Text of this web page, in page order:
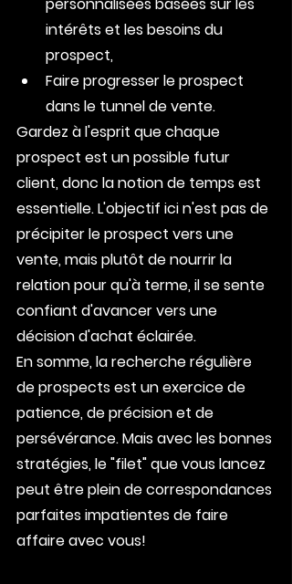
personnalisées basées sur les
intérêts et les besoins du
prospect,
Faire progresser le prospect
dans le tunnel de vente.
Gardez à l'esprit que chaque
prospect est un possible futur
client, donc la notion de temps est
essentielle. L'objectif ici n'est pas de
précipiter le prospect vers une
vente, mais plutôt de nourrir la
relation pour qu'à terme, il se sente
confiant d'avancer vers une
décision d'achat éclairée.
En somme, la recherche régulière
de prospects est un exercice de
patience, de précision et de
persévérance. Mais avec les bonnes
stratégies, le "filet" que vous lancez
peut être plein de correspondances
parfaites impatientes de faire
affaire avec vous!